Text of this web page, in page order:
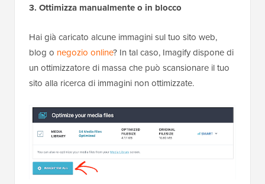
3. Ottimizza manualmente o in blocco
Hai già caricato alcune immagini sul tuo sito web,
blog o negozio online? In tal caso, Imagify dispone di
un ottimizzatore di massa che può scansionare il tuo
sito alla ricerca di immagini non ottimizzate.